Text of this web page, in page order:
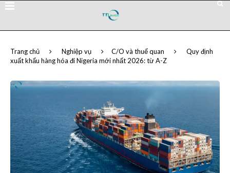
Trang chủ Nghiệp vụ C/O và thuế quan
Quy định
xuất khẩu hàng hóa đi Nigeria mới nhất 2026: từ A-Z